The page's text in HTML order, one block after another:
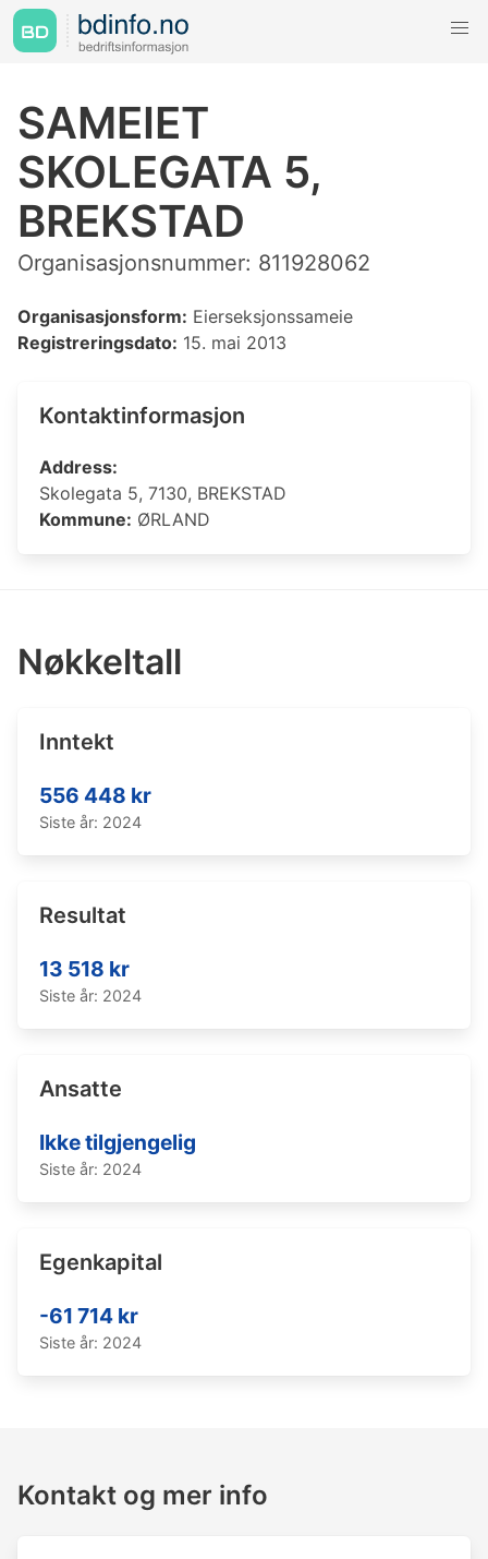
SAMEIET
SKOLEGATA 5,
BREKSTAD
Organisasjonsnummer: 811928062
Organisasjonsform: Eierseksjonssameie
Registreringsdato: 15. mai 2013
Kontaktinformasjon
Address:
Skolegata 5, 7130, BREKSTAD
Kommune: ØRLAND
Nøkkeltall
Inntekt
556 448 kr
Siste år: 2024
Resultat
13 518 kr
Siste år: 2024
Ansatte
Ikke tilgjengelig
Siste år: 2024
Egenkapital
-61 714 kr
Siste år: 2024
Kontakt og mer info